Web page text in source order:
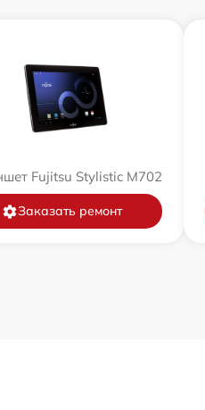
Fujitsu Stylistic M702
Заказать ремонт